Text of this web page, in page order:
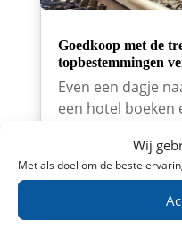
Wij
Met als doel om de beste
Goedkoop met de
topbestemmingen
Even een dagje
een hotel boeken
reisbudget voor
een beetje slim
Nederland
trein naar België.